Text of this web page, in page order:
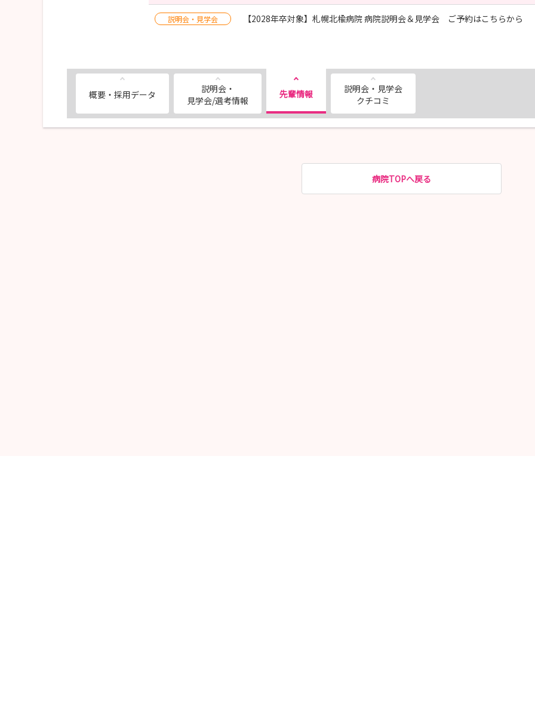
説明会・見学会 【2028年卒対象】札幌北楡病院 病院説明会＆見学会 ご予約はこちらから
概要・採用データ
説明会・
見学会/選考情報
先輩情報
説明会・見学会
クチコミ
病院TOPへ戻る